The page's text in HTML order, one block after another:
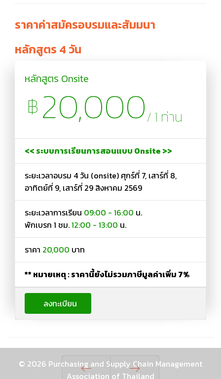
ราคาค่าสมัครอบรมและสัมมนา
หลักสูตร 4 วัน
หลักสูตร Onsite
฿20,000/ 1 ท่าน
<< ระบบการเรียนการสอนแบบ Onsite >>
ระยะเวลาอบรม 4 วัน (onsite) ศุกร์ที่ 7, เสาร์ที่ 8,
อาทิตย์ที่ 9, เสาร์ที่ 29 สิงหาคม 2569
ระยะเวลาการเรียน 09:00 - 16:00 น.
พักเบรก 1 ชม.12:00 - 13:00 น.
ราคา 20,000 บาท
** หมายเหตุ : ราคานี้ยังไม่รวมภาษีมูลค่าเพิ่ม 7%
ลงทะเบียน
© 2026 Purchasing and Supply Chain Management
Association of Thailand